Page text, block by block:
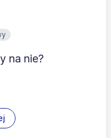
na nie?